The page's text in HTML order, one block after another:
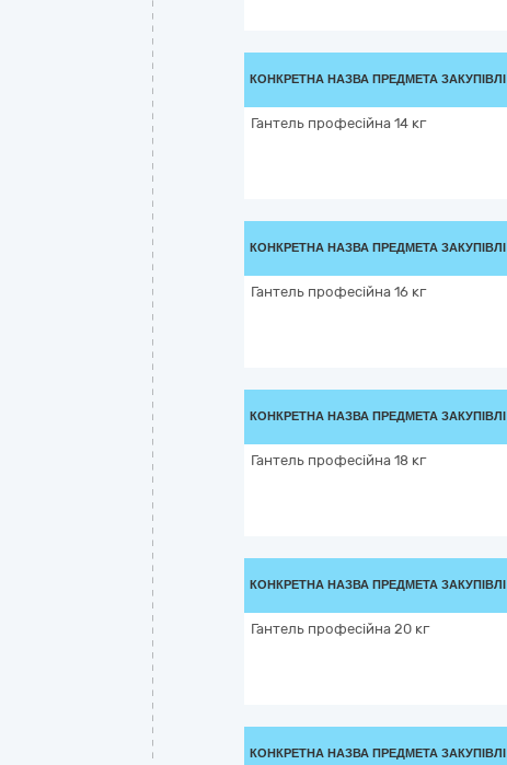
КОНКРЕТНА НАЗВА ПРЕДМЕТА ЗАКУПІВЛІ
Гантель професійна 14 кг
КОНКРЕТНА НАЗВА ПРЕДМЕТА ЗАКУПІВЛІ
Гантель професійна 16 кг
КОНКРЕТНА НАЗВА ПРЕДМЕТА ЗАКУПІВЛІ
Гантель професійна 18 кг
КОНКРЕТНА НАЗВА ПРЕДМЕТА ЗАКУПІВЛІ
Гантель професійна 20 кг
КОНКРЕТНА НАЗВА ПРЕДМЕТА ЗАКУПІВЛІ